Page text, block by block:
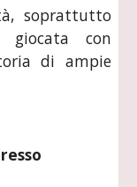
soprattutto
giocata con
di ampie